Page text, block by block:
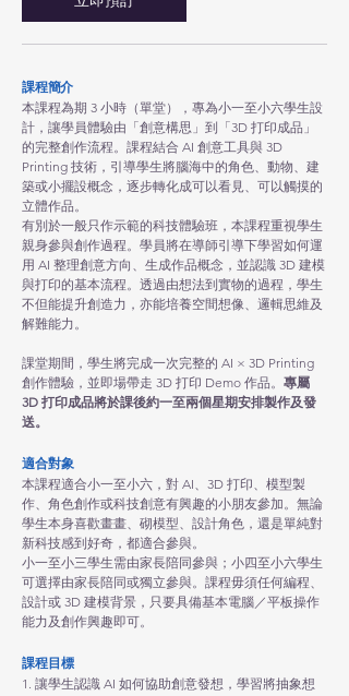
課程簡介
本課程為期 3 小時（單堂），專為小一至小六學生設
計，讓學員體驗由「創意構思」到「3D 打印成品」
的完整創作流程。課程結合 AI 創意工具與 3D
Printing 技術，引導學生將腦海中的角色、動物、建
築或小擺設概念，逐步轉化成可以看見、可以觸摸的
立體作品。
有別於一般只作示範的科技體驗班，本課程重視學生
親身參與創作過程。學員將在導師引導下學習如何運
用 AI 整理創意方向、生成作品概念，並認識 3D 建模
與打印的基本流程。透過由想法到實物的過程，學生
不但能提升創造力，亦能培養空間想像、邏輯思維及
解難能力。
課堂期間，學生將完成一次完整的 AI × 3D Printing
創作體驗，並即場帶走 3D 打印 Demo 作品。 專屬
3D 打印成品將於課後約一至兩個星期安排製作及發
送。
適合對象
本課程適合小一至小六，對 AI、3D 打印、模型製
作、角色創作或科技創意有興趣的小朋友參加。無論
學生本身喜歡畫畫、砌模型、設計角色，還是單純對
新科技感到好奇，都適合參與。
小一至小三學生需由家長陪同參與；小四至小六學生
可選擇由家長陪同或獨立參與。課程毋須任何編程、
設計或 3D 建模背景，只要具備基本電腦／平板操作
能力及創作興趣即可。
課程目標
1. 讓學生認識 AI 如何協助創意發想，學習將抽象想